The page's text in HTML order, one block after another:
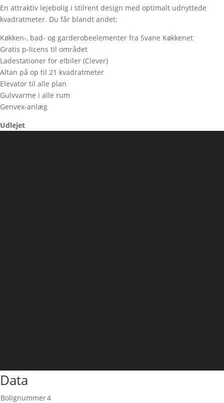
En attraktiv lejebolig i stilrent design med optimalt udnyttede
kvadratmeter. Du får blandt andet:
Køkken-, bad- og garderobeelementer fra Svane Køkkenet
Gratis p-licens til området
Ladestationer for elbiler (Clever)
Altan på op til 21 kvadratmeter
Elevator til alle plan
Gulvvarme i alle rum
Genvex-anlæg
Udlejet
Data
Bolignummer4